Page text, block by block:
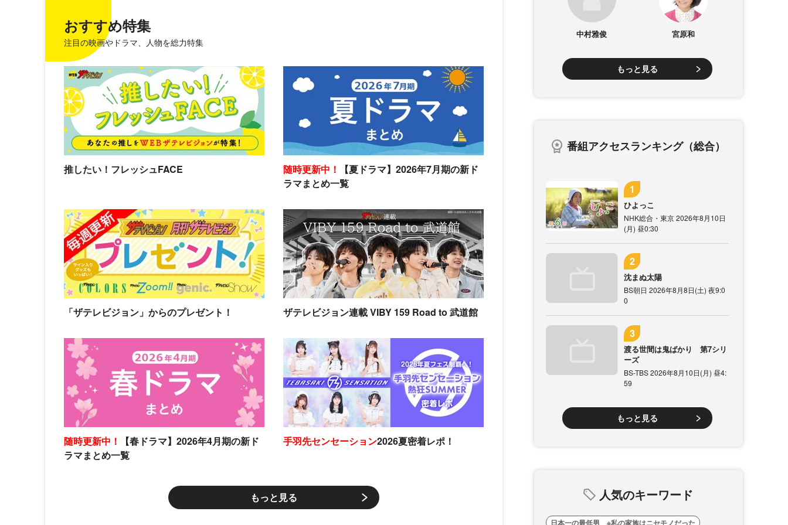
おすすめ特集
注目の映画やドラマ、人物を総力特集
推したい！フレッシュFACE 随時更新中！
【夏ドラマ】2026年7月期の新ド
ラマまとめ一覧
「ザテレビジョン」からのプレゼント！ ザテレビジョン連載 VIBY 159 Road to 武道館
随時更新中！
【春ドラマ】2026年4月期の新ド
ラマまとめ一覧
手羽先センセーション2026夏密着レポ！
もっと見る
中村雅俊 宮原和
もっと見る
番組アクセスランキング（総合）
ひよっこ
NHK総合・東京 2026年8月10日
(月) 昼0:30
沈まぬ太陽
BS朝日 2026年8月8日(土) 夜9:0
0
渡る世間は鬼ばかり 第7シリ
ーズ
BS-TBS 2026年8月10日(月) 昼4:
59
もっと見る
人気のキーワード
日本一の最低男 ※私の家族はニセモノだった